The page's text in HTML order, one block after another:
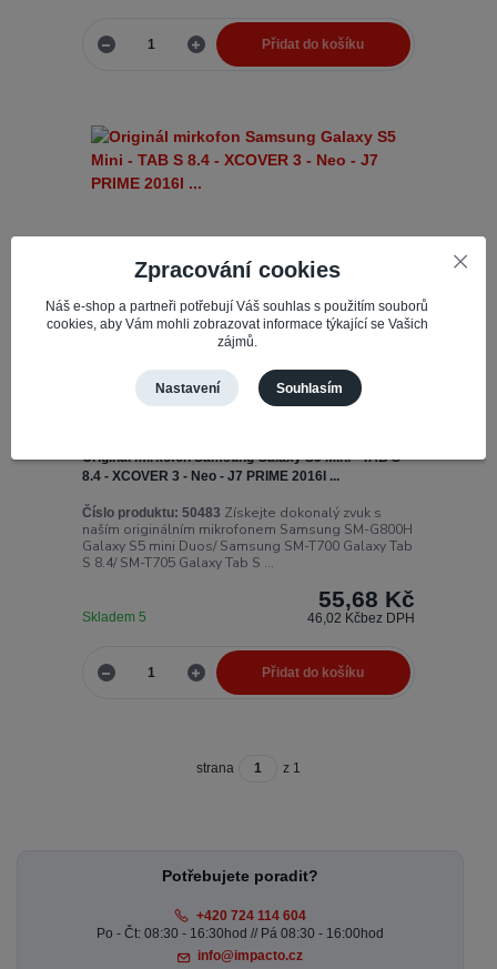
Přidat do košíku
Originál mirkofon Samsung Galaxy S5 Mini - TAB S
8.4 - XCOVER 3 - Neo - J7 PRIME 2016I ...
Číslo produktu: 50483 Získejte dokonalý zvuk s
naším originálním mikrofonem Samsung SM-G800H
Galaxy S5 mini Duos/ Samsung SM-T700 Galaxy Tab
S 8.4/ SM-T705 Galaxy Tab S ...
55,68 Kč
46,02 Kčbez DPH
Skladem 5
Přidat do košíku
strana z 1
Potřebujete poradit?
+420 724 114 604
Po - Čt: 08:30 - 16:30hod // Pá 08:30 - 16:00hod
info@impacto.cz
Zpracování cookies
Náš e-shop a partneři potřebují Váš souhlas s použitím souborů
cookies, aby Vám mohli zobrazovat informace týkající se Vašich
zájmů.
Nastavení Souhlasím